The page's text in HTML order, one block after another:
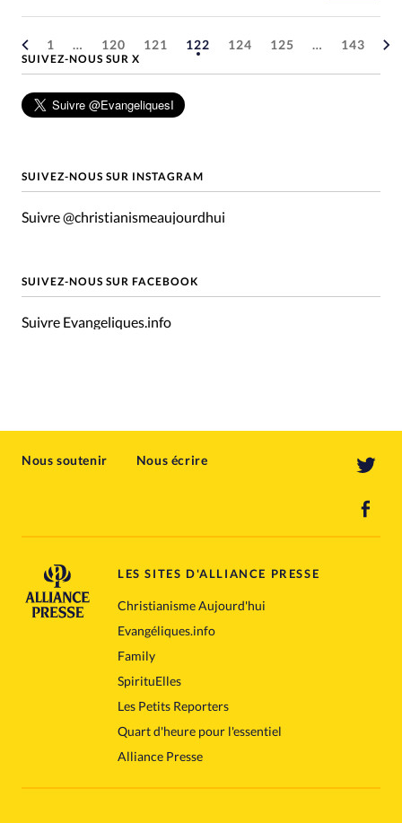
1 … 120 121 122 124 125 … 143
SUIVEZ-NOUS SUR X
SUIVEZ-NOUS SUR INSTAGRAM
Suivre @christianismeaujourdhui
SUIVEZ-NOUS SUR FACEBOOK
Suivre Evangeliques.info
Nous soutenir Nous écrire
LES SITES D'ALLIANCE PRESSE
Christianisme Aujourd'hui
Evangéliques.info
Family
SpirituElles
Les Petits Reporters
Quart d'heure pour l'essentiel
Alliance Presse